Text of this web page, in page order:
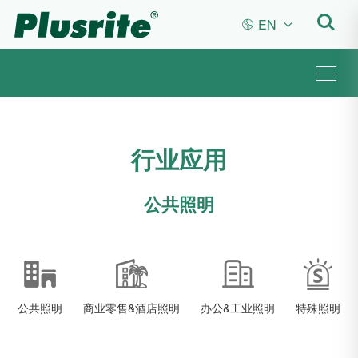
 EN 
行业应用
公共照明
公共照明 商业零售&酒店照明 办公&工业照明 特殊照明